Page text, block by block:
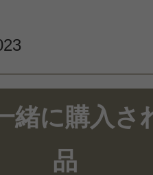
チコミ
緒に購入さ
品